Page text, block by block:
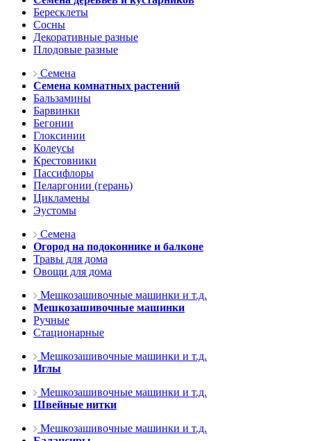
Бересклеты
Сосны
Декоративные разные
Плодовые разные
Семена
Семена комнатных растений
Бальзамины
Барвинки
Бегонии
Глоксинии
Колеусы
Крестовники
Пассифлоры
Пеларгонии (герань)
Цикламены
Эустомы
Семена
Огород на подоконнике и балконе
Травы для дома
Овощи для дома
Мешкозашивочные машинки и т.д.
Мешкозашивочные машинки
Ручные
Стационарные
Мешкозашивочные машинки и т.д.
Иглы
Мешкозашивочные машинки и т.д.
Швейные нитки
Мешкозашивочные машинки и т.д.